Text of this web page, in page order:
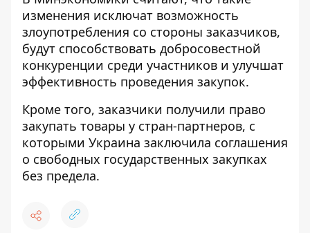
изменения исключат возможность
злоупотребления со стороны заказчиков,
будут способствовать добросовестной
конкуренции среди участников и улучшат
эффективность проведения закупок.
Кроме того, заказчики получили право
закупать товары у стран-партнеров, с
которыми Украина заключила соглашения
о свободных государственных закупках
без предела.